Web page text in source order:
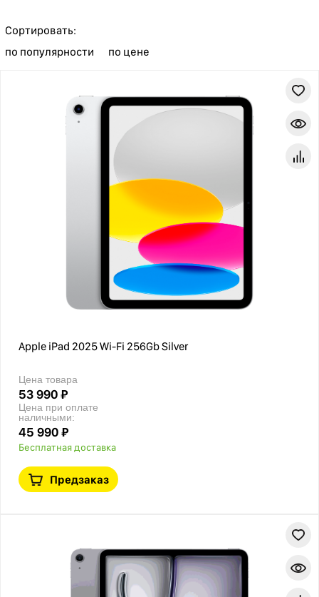
Сортировать:
по популярности
по цене
Apple iPad 2025 Wi-Fi 256Gb Silver
Цена товара
53 990 ₽
Цена при оплате
наличными:
45 990 ₽
Бесплатная доставка
Предзаказ